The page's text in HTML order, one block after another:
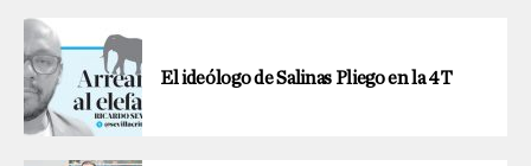
El ideólogo de Salinas Pliego en la 4T